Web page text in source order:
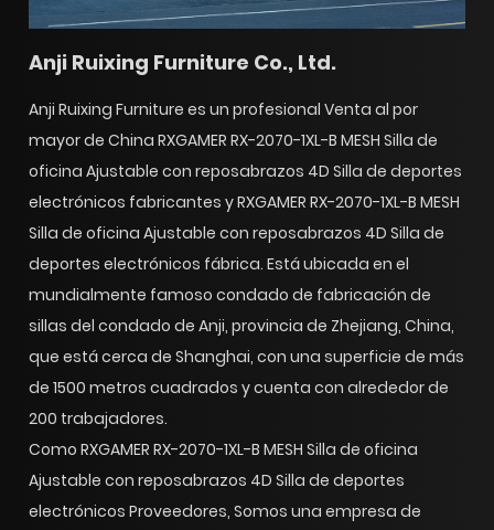
Anji Ruixing Furniture Co., Ltd.
Anji Ruixing Furniture es un profesionalVenta al por
mayor de China RXGAMER RX-2070-1XL-B MESH Silla de
oficina Ajustable con reposabrazos 4D Silla de deportes
electrónicos fabricantes yRXGAMER RX-2070-1XL-B MESH
Silla de oficina Ajustable con reposabrazos 4D Silla de
deportes electrónicos fábrica. Está ubicada en el
mundialmente famoso condado de fabricación de
sillas del condado de Anji, provincia de Zhejiang, China,
que está cerca de Shanghai, con una superficie de más
de 1500 metros cuadrados y cuenta con alrededor de
200 trabajadores.
ComoRXGAMER RX-2070-1XL-B MESH Silla de oficina
Ajustable con reposabrazos 4D Silla de deportes
electrónicos Proveedores, Somos una empresa de